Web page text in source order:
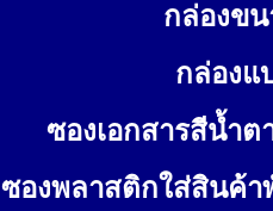
กล่องข
กล่องแ
ซองเอกสารสีน้ำต
ซองพลาสติกใส่สินค้า